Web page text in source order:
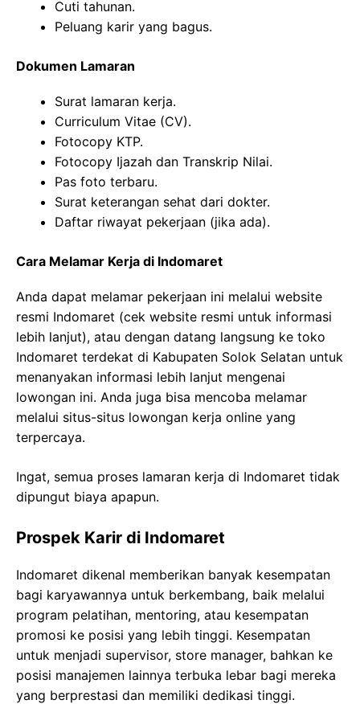
Cuti tahunan.
Peluang karir yang bagus.
Dokumen Lamaran
Surat lamaran kerja.
Curriculum Vitae (CV).
Fotocopy KTP.
Fotocopy Ijazah dan Transkrip Nilai.
Pas foto terbaru.
Surat keterangan sehat dari dokter.
Daftar riwayat pekerjaan (jika ada).
Cara Melamar Kerja di Indomaret
Anda dapat melamar pekerjaan ini melalui website
resmi Indomaret (cek website resmi untuk informasi
lebih lanjut), atau dengan datang langsung ke toko
Indomaret terdekat di Kabupaten Solok Selatan untuk
menanyakan informasi lebih lanjut mengenai
lowongan ini. Anda juga bisa mencoba melamar
melalui situs-situs lowongan kerja online yang
terpercaya.
Ingat, semua proses lamaran kerja di Indomaret tidak
dipungut biaya apapun.
Prospek Karir di Indomaret
Indomaret dikenal memberikan banyak kesempatan
bagi karyawannya untuk berkembang, baik melalui
program pelatihan, mentoring, atau kesempatan
promosi ke posisi yang lebih tinggi. Kesempatan
untuk menjadi supervisor, store manager, bahkan ke
posisi manajemen lainnya terbuka lebar bagi mereka
yang berprestasi dan memiliki dedikasi tinggi.